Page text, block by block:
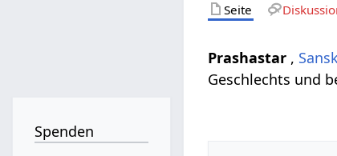
Seite
Prashastar ,
Geschlechts und
Spenden